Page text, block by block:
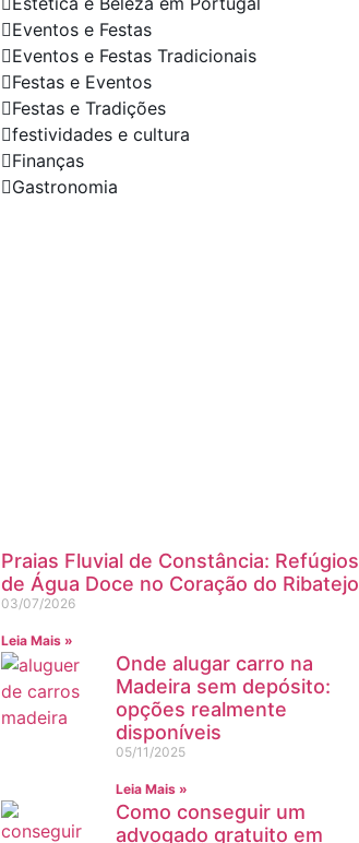
Eventos e Festas
Eventos e Festas Tradicionais
Festas e Eventos
Festas e Tradições
festividades e cultura
Finanças
Gastronomia
Praias Fluvial de Constância: Refúgios
de Água Doce no Coração do Ribatejo
03/07/2026
Leia Mais »
Onde alugar carro na
Madeira sem depósito:
opções realmente
disponíveis
05/11/2025
Leia Mais »
Como conseguir um
advogado gratuito em